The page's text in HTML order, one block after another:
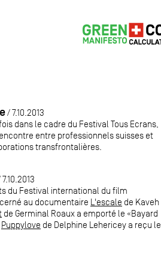
/ 7.10.2013
dans le cadre du Festival Tous Ecrans,
entre professionnels suisses et
transfrontalières.
7.10.2013
du Festival international du film
au documentaire L'escale de Kaveh
de Germinal Roaux a emporté le «Bayard
Puppylove de Delphine Lehericey a reçu le